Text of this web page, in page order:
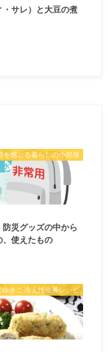
・サレ）と大豆の煮
を感じる暮らしの小部屋
防災グッズの中から
、使えたもの
ゆきこ 冷え性改善レシピ